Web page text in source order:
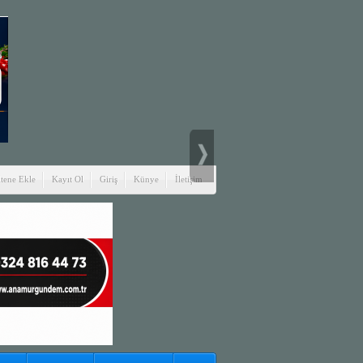
Ekle Kayıt Ol Giriş Künye İletişim